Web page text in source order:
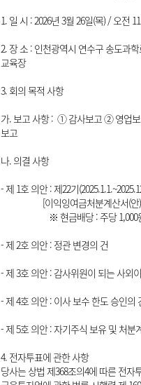
1. 일 시 : 2026년 3월 26일(목) / 오전
2. 장 소 : 인천광역시 연수구 송도과
교육장
3. 회의 목적 사항
가. 보고 사항 : ① 감사보고 ② 영업
보고
나. 의결 사항
- 제 1호 의안 : 제22기
[이익잉여금처분계산서(안)
※ 현금배당 : 주당 1,000
- 제 2호 의안 : 정관 변경의 건
- 제 3호 의안 : 감사위원이 되는 사외
- 제 4호 의안 : 이사 보수 한도 승인의
- 제 5호 의안 : 자기주식 보유 및 처분
4. 전자투표에 관한 사항
당사는 상법 제368조의4에 따른 전자